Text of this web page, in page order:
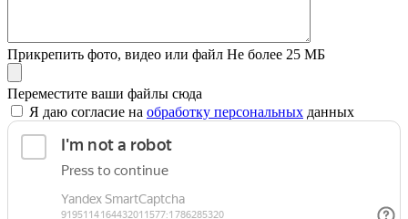
Прикрепить фото, видео или файл Не более 25 МБ
Переместите ваши файлы сюда
Я даю согласие на обработку персональных данных